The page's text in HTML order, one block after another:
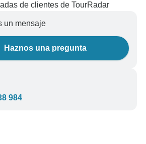
de clientes de TourRadar
un mensaje
Haznos una pregunta
984